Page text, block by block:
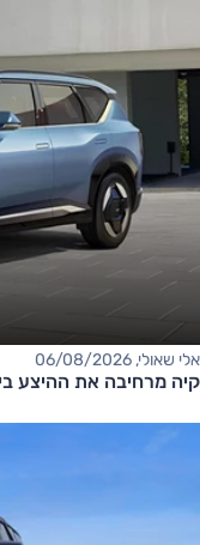
אלי שאולי, 06/08/2026
קיה מרחיבה את ההיצע